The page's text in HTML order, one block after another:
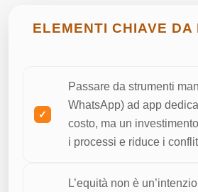
ELEMENTI CHIAVE DA
Passare da strumenti
WhatsApp) ad app
costo, ma un
i processi e riduce i
L’equità non è